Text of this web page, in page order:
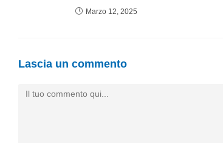
Marzo 12, 2025
Lascia un commento